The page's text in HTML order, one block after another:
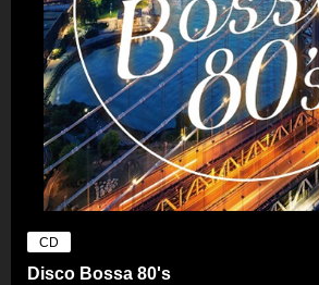
CD
Disco Bossa 80's